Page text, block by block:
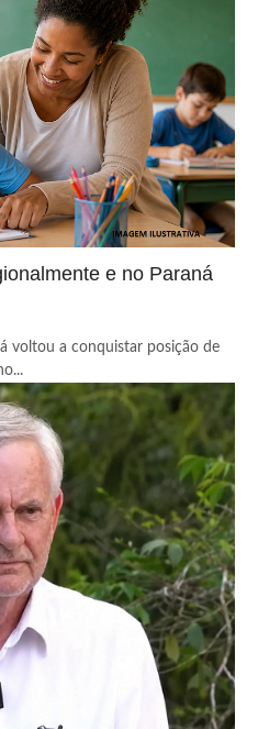
e no Paraná
voltou a conquistar posição de